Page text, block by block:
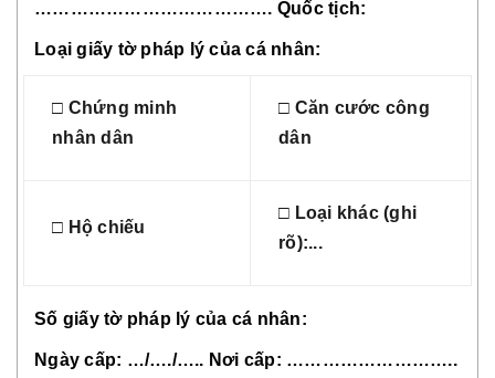
…………………………………. Quốc tịch:
Loại giấy tờ pháp lý của cá nhân:
□ Chứng minh
nhân dân
□ Căn cước công
dân
□ Hộ chiếu
□ Loại khác (ghi
rõ):...
Số giấy tờ pháp lý của cá nhân:
Ngày cấp: …/…./….. Nơi cấp: ………………………..